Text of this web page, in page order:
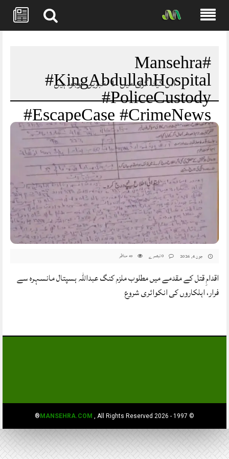
#Mansehra
#KingAbdullahHospital
#PoliceCustody
#EscapeCase #CrimeNews
#PoliceInquiry
#BreakingNews
#MansehraPolice
#KPKNews #HazaraNews
#LawAndOrder
#MansehraUpdates
#MansehraDotCom
اس کیٹا گری میں 1 خبریں موجود ہیں
جون 4, 2026 49 مناظر
اقدامِ قتل کے مقدمے میں مطلوب ملزم کنگ عبداللہ ہسپتال مانسہرہ سے
فرار، اہلکاروں کی انکوائری شروع
© 1997 - 2026
MANSEHRA.COM , All Rights Reserved®